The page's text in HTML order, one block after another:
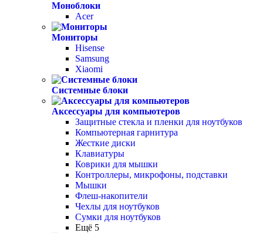
Моноблоки
Acer
Мониторы
Hisense
Samsung
Xiaomi
Системные блоки
Аксессуары для компьютеров
Защитные стекла и пленки для ноутбуков
Компьютерная гарнитура
Жесткие диски
Клавиатуры
Коврики для мышки
Контроллеры, микрофоны, подставки
Мышки
Флеш-накопители
Чехлы для ноутбуков
Сумки для ноутбуков
Ещё 5